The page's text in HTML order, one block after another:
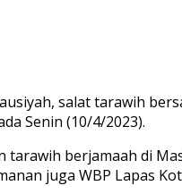
salat tarawih
Senin (10/4/2023).
tarawih berjamaah di
juga WBP Lapas